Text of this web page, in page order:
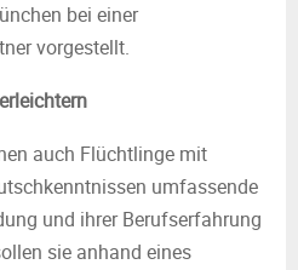
bei einer
vorgestellt.
auch Flüchtlinge mit
umfassende
und ihrer Berufserfahrung
sie anhand eines